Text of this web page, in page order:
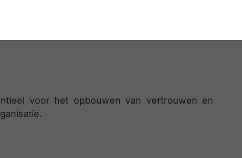
op het behalen van resultaten. Ze stellen
indien nodig strategieën aan om succes te
voor het opbouwen van vertrouwen en